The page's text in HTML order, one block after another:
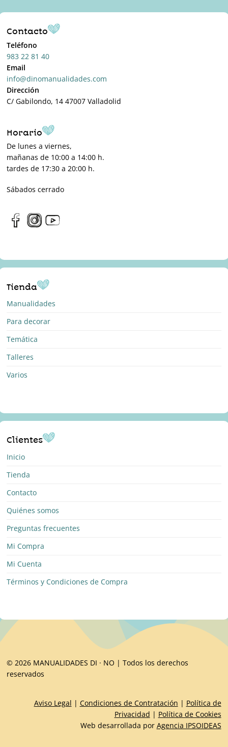
Contacto
Teléfono
983 22 81 40
Email
info@dinomanualidades.com
Dirección
C/ Gabilondo, 14 47007 Valladolid
Horario
De lunes a viernes,
mañanas de 10:00 a 14:00 h.
tardes de 17:30 a 20:00 h.
Sábados cerrado
Tienda
Manualidades
Para decorar
Temática
Talleres
Varios
Clientes
Inicio
Tienda
Contacto
Quiénes somos
Preguntas frecuentes
Mi Compra
Mi Cuenta
Términos y Condiciones de Compra
© 2026 MANUALIDADES DI · NO | Todos los derechos
reservados
Aviso Legal | Condiciones de Contratación | Política de
Privacidad | Política de Cookies
Web desarrollada por Agencia IPSOIDEAS